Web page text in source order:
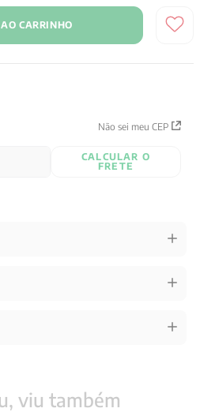
CARRINHO
Não sei meu CEP
CALCULAR O
FRETE
viu também